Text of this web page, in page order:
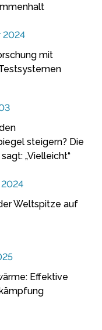
2024
mit
steigern? Die
„Vielleicht“
Weltspitze auf
Effektive